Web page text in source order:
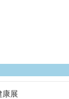
康展